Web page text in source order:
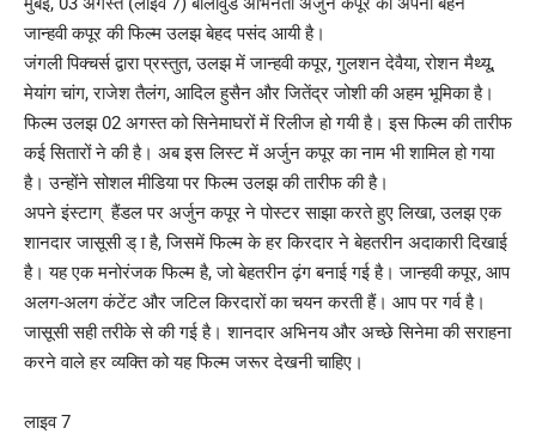
जान्हवी कपूर की फिल्म उलझ बेहद पसंद आयी है।
जंगली पिक्चर्स द्वारा प्रस्तुत, उलझ में जान्हवी कपूर, गुलशन देवैया, रोशन मैथ्यू,
मेयांग चांग, ​​राजेश तैलंग, आदिल हुसैन और जितेंद्र जोशी की अहम भूमिका है।
फिल्म उलझ 02 अगस्त को सिनेमाघरों में रिलीज हो गयी है। इस फिल्म की तारीफ
कई सितारों ने की है। अब इस लिस्ट में अर्जुन कपूर का नाम भी शामिल हो गया
है। उन्होंने सोशल मीडिया पर फिल्म उलझ की तारीफ की है।
अपने इंस्टाग् हैंडल पर अर्जुन कपूर ने पोस्टर साझा करते हुए लिखा, उलझ एक
शानदार जासूसी ड् ा है, जिसमें फिल्म के हर किरदार ने बेहतरीन अदाकारी दिखाई
है। यह एक मनोरंजक फिल्म है, जो बेहतरीन ढ़ंग बनाई गई है। जान्हवी कपूर, आप
अलग-अलग कंटेंट और जटिल किरदारों का चयन करती हैं। आप पर गर्व है।
जासूसी सही तरीके से की गई है। शानदार अभिनय और अच्छे सिनेमा की सराहना
करने वाले हर व्यक्ति को यह फिल्म जरूर देखनी चाहिए।
लाइव 7